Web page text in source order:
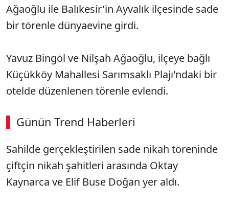
Ağaoğlu ile Balıkesir'in Ayvalık ilçesinde sade
bir törenle dünyaevine girdi.
Yavuz Bingöl ve Nilşah Ağaoğlu, ilçeye bağlı
Küçükköy Mahallesi Sarımsaklı Plajı'ndaki bir
otelde düzenlenen törenle evlendi.
Günün Trend Haberleri
00:02 / 08:43
Sesi Aç
Sahilde gerçekleştirilen sade nikah töreninde
çiftçin nikah şahitleri arasında Oktay
Kaynarca ve Elif Buse Doğan yer aldı.